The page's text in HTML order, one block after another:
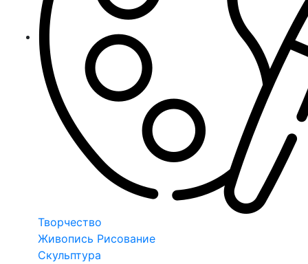
Творчество
Живопись Рисование
Скульптура